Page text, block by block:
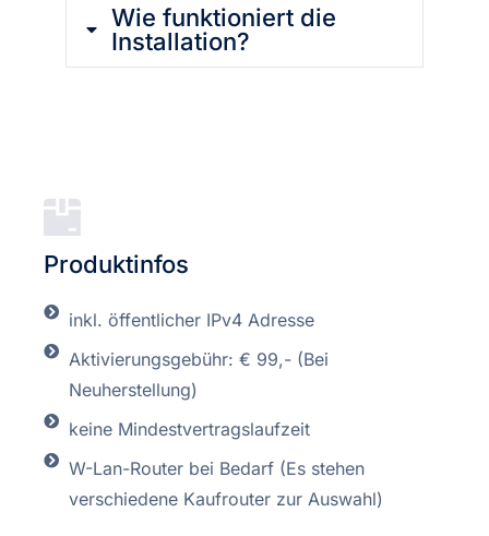
Wie funktioniert die
Installation?
Produktinfos
inkl. öffentlicher IPv4 Adresse
Aktivierungsgebühr: € 99,- (Bei
Neuherstellung)
keine Mindestvertragslaufzeit
W-Lan-Router bei Bedarf (Es stehen
verschiedene Kaufrouter zur Auswahl)